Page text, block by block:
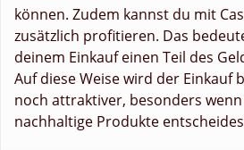
können. Zudem kannst du mit
zusätzlich profitieren. Das
deinem Einkauf einen Teil des
Auf diese Weise wird der Einkauf
noch attraktiver, besonders
nachhaltige Produkte